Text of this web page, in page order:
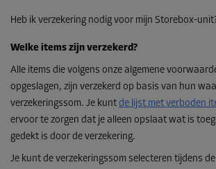
Heb ik verzekering nodig voor mijn Storebox-
Welke items zijn verzekerd?
Alle items die volgens onze algemene
opgeslagen, zijn verzekerd op basis van hun
verzekeringssom. Je kunt de lijst met verboden
ervoor te zorgen dat je alleen opslaat wat is
gedekt is door de verzekering.
Je kunt de verzekeringssom selecteren tijdens